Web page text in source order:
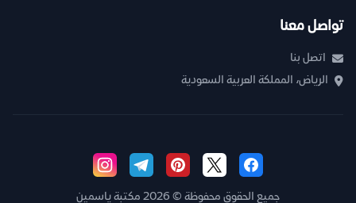
تواصل معنا
اتصل بنا
الرياض، المملكة العربية السعودية
جميع الحقوق محفوظة © 2026 مكتبة ياسمين